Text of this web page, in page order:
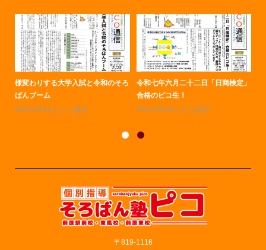
令和のそろばんブーム、人気が再
燃。中学受験への期待も！
2026.01.16
ピコ通信
令和七年十月二十六日「日商検定」
合格のピコ生！
2025.12.19
ピコ通信
〒819-1116